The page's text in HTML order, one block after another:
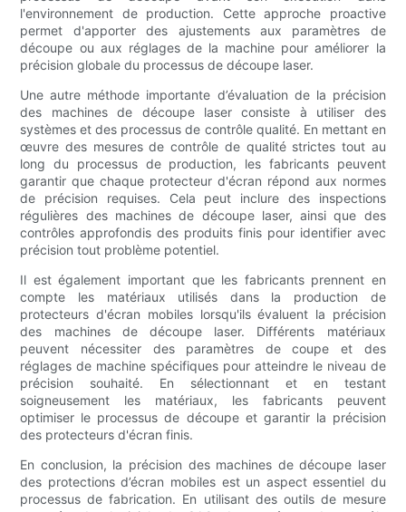
l'environnement de production. Cette approche proactive
permet d'apporter des ajustements aux paramètres de
découpe ou aux réglages de la machine pour améliorer la
précision globale du processus de découpe laser.
Une autre méthode importante d’évaluation de la précision
des machines de découpe laser consiste à utiliser des
systèmes et des processus de contrôle qualité. En mettant en
œuvre des mesures de contrôle de qualité strictes tout au
long du processus de production, les fabricants peuvent
garantir que chaque protecteur d'écran répond aux normes
de précision requises. Cela peut inclure des inspections
régulières des machines de découpe laser, ainsi que des
contrôles approfondis des produits finis pour identifier avec
précision tout problème potentiel.
Il est également important que les fabricants prennent en
compte les matériaux utilisés dans la production de
protecteurs d'écran mobiles lorsqu'ils évaluent la précision
des machines de découpe laser. Différents matériaux
peuvent nécessiter des paramètres de coupe et des
réglages de machine spécifiques pour atteindre le niveau de
précision souhaité. En sélectionnant et en testant
soigneusement les matériaux, les fabricants peuvent
optimiser le processus de découpe et garantir la précision
des protecteurs d'écran finis.
En conclusion, la précision des machines de découpe laser
des protections d’écran mobiles est un aspect essentiel du
processus de fabrication. En utilisant des outils de mesure